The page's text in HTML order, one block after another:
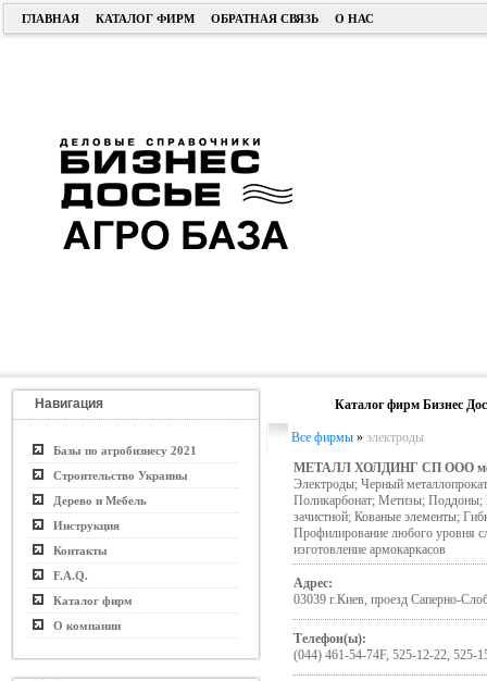
ГЛАВНАЯ КАТАЛОГ ФИРМ ОБРАТНАЯ СВЯЗЬ О НАС
Навигация
Базы по агробизнесу 2021
Строительство Украины
Дерево и Мебель
Инструкция
Контакты
F.A.Q.
Каталог фирм
О компании
Каталог фирм Бизнес
Все фирмы » электроды
МЕТАЛЛ ХОЛДИНГ СП ООО
Электроды; Черный
Поликарбонат; Метизы; Поддоны;
зачистной; Кованые элементы;
Профилирование любого уровня
изготовление армокаркасов
Адрес:
03039 г.Киев, проезд Саперно-
Телефон(ы):
(044) 461-54-74F, 525-12-22, 525-